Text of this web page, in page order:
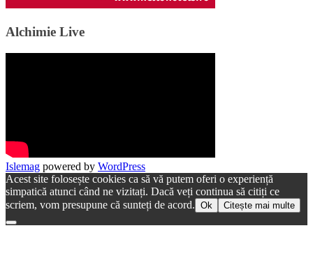
Alchimie Live
Islemag powered by WordPress
Acest site folosește cookies ca să vă putem oferi o experiență
simpatică atunci când ne vizitați. Dacă veți continua să citiți ce
scriem, vom presupune că sunteți de acord. Ok Citește mai multe